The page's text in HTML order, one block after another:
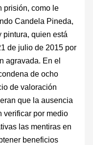
prisión, como le
Candela Pineda,
pintura, quien está
de julio de 2015 por
agravada. En el
de ocho
de valoración
que la ausencia
verificar por medio
las mentiras en
beneficios